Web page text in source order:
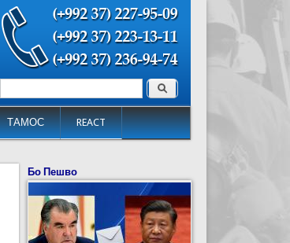
ТАМОС REACT
Форма поиска Поиск
Бо Пешво